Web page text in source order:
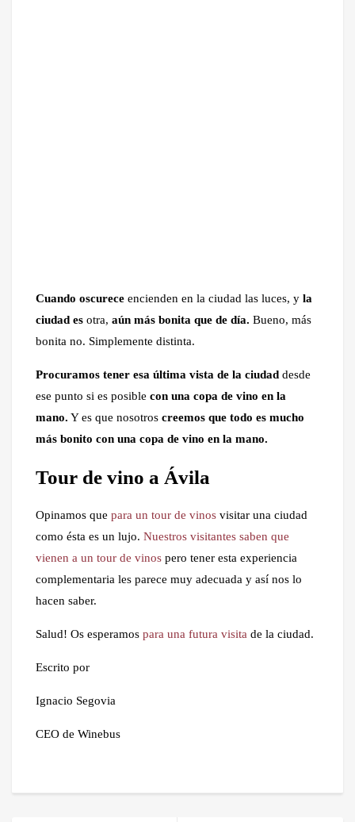
Cuando oscurece encienden en la ciudad las luces, y la
ciudad es otra, aún más bonita que de día. Bueno, más
bonita no. Simplemente distinta.
Procuramos tener esa última vista de la ciudad desde
ese punto si es posible con una copa de vino en la
mano. Y es que nosotros creemos que todo es mucho
más bonito con una copa de vino en la mano.
Tour de vino a Ávila
Opinamos que para un tour de vinos visitar una ciudad
como ésta es un lujo. Nuestros visitantes saben que
vienen a un tour de vinos pero tener esta experiencia
complementaria les parece muy adecuada y así nos lo
hacen saber.
Salud! Os esperamos para una futura visita de la ciudad.
Escrito por
Ignacio Segovia
CEO de Winebus